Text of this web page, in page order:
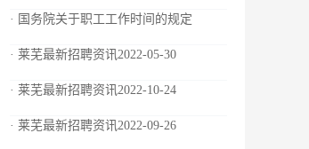
· 国务院关于职工工作时间的规定
· 莱芜最新招聘资讯2022-05-30
· 莱芜最新招聘资讯2022-10-24
· 莱芜最新招聘资讯2022-09-26